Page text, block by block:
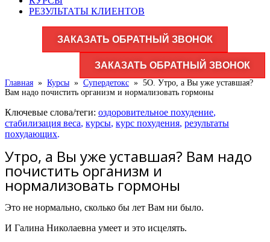
РЕЗУЛЬТАТЫ КЛИЕНТОВ
ЗАКАЗАТЬ ОБРАТНЫЙ ЗВОНОК
ЗАКАЗАТЬ ОБРАТНЫЙ ЗВОНОК
Главная » Курсы » Супердетокс » 5О. Утро, а Вы уже уставшая?
Вам надо почистить организм и нормализовать гормоны
Ключевые слова/теги: оздоровительное похудение,
стабилизация веса, курсы, курс похудения, результаты
похудающих.
Утро, а Вы уже уставшая? Вам надо
почистить организм и
нормализовать гормоны
Это не нормально, сколько бы лет Вам ни было.
И Галина Николаевна умеет и это исцелять.